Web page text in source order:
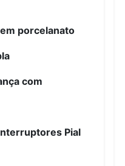
porcelanato
com
Pial